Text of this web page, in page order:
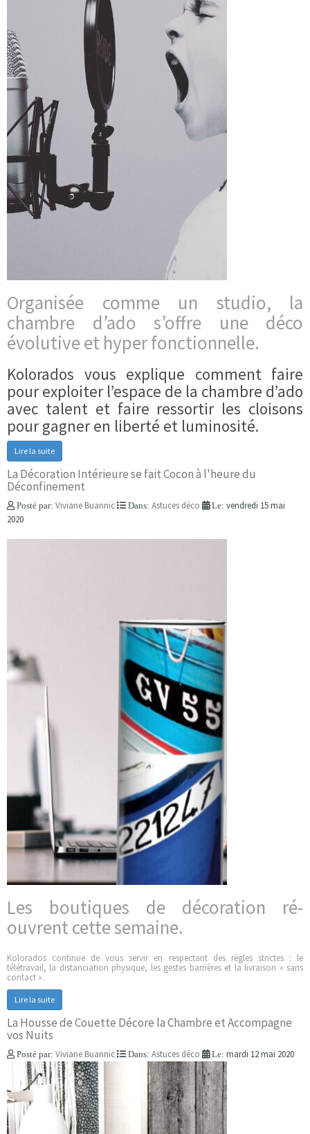
Organisée comme un studio, la
chambre d’ado s’offre une déco
évolutive et hyper fonctionnelle.
Kolorados vous explique comment faire
pour exploiter l’espace de la chambre d’ado
avec talent et faire ressortir les cloisons
pour gagner en liberté et luminosité.
Lire la suite
La Décoration Intérieure se fait Cocon à l'heure du
Déconfinement
Posté par: Viviane Buannic Dans: Astuces déco Le: vendredi 15 mai
2020
Les boutiques de décoration ré-
ouvrent cette semaine.
Kolorados continue de vous servir en respectant des règles strictes : le
télétravail, la distanciation physique, les gestes barrières et la livraison « sans
contact ».
Lire la suite
La Housse de Couette Décore la Chambre et Accompagne
vos Nuits
Posté par: Viviane Buannic Dans: Astuces déco Le: mardi 12 mai 2020